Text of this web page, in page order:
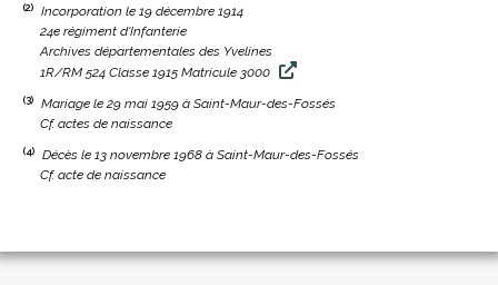
(2)
Incorporation le 19 décembre 1914
24e régiment d'Infanterie
Archives départementales des Yvelines
1R/RM 524 Classe 1915 Matricule 3000
(3)
Mariage le 29 mai 1959 à Saint-Maur-des-Fossés
Cf. actes de naissance
(4)
Décès le 13 novembre 1968 à Saint-Maur-des-Fossés
Cf. acte de naissance